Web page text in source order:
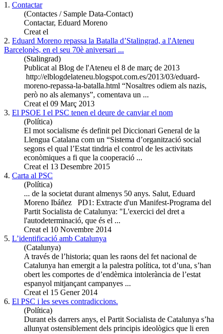
1. Contactar
(Contactes / Sample Data-Contact)
Contactar, Eduard Moreno
Creat el
2. Eduard Moreno repassa la Batalla d’Stalingrad, a l'Ateneu
Barcelonès, en el seu 70è aniversari ...
(Stalingrad)
Publicat al Blog de l'Ateneu el 8 de març de 2013
http://elblogdelateneu.blogspot.com.es/2013/03/eduard-
moreno-repassa-la-batalla.html “Nosaltres odiem als nazis,
però no als alemanys”, comentava un ...
Creat el 09 Març 2013
3. El PSOE I el PSC tenen el deure de canviar el nom
(Política)
El mot socialisme és definit pel Diccionari General de la
Llengua Catalana com un “Sistema d’organització social
segons el qual l’Estat tindria el control de les activitats
econòmiques a fi que la cooperació ...
Creat el 13 Desembre 2015
4. Carta al PSC
(Política)
... de la societat durant almenys 50 anys. Salut, Eduard
Moreno Ibáñez PD1: Extracte d'un Manifest-Programa del
Partit Socialista de Catalunya: "L'exercici del dret a
l'autodeterminació, que és el ...
Creat el 10 Novembre 2014
5. L’identificació amb Catalunya
(Catalunya)
A través de l’historia; quan les raons del fet nacional de
Catalunya han emergit a la palestra política, tot d’una, s’han
obert les comportes de d’endèmica intolerància de l’estat
espanyol mitjançant campanyes ...
Creat el 15 Gener 2014
6. El PSC i les seves contradiccions.
(Política)
Durant els darrers anys, el Partit Socialista de Catalunya s’ha
allunyat ostensiblement dels principis ideològics que li eren